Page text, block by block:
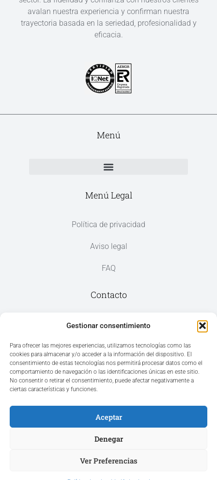
Gestionar consentimiento
Para ofrecer las mejores experiencias, utilizamos tecnologías como las
cookies para almacenar y/o acceder a la información del dispositivo. El
consentimiento de estas tecnologías nos permitirá procesar datos como el
comportamiento de navegación o las identificaciones únicas en este sitio.
No consentir o retirar el consentimiento, puede afectar negativamente a
ciertas características y funciones.
Aceptar
Denegar
Ver Preferencias
avalan nuestra experiencia y confirman nuestra
trayectoria basada en la seriedad, profesionalidad y
eficacia.
Menú
Menú Legal
Política de privacidad
Aviso legal
FAQ
Contacto
Av. del Mar, 59, 03187 Los Montesinos,
+34 965 207 262
hola@azvconsulting.com
Acceso área privada
Hola ¿En qué podemos ayudarle?